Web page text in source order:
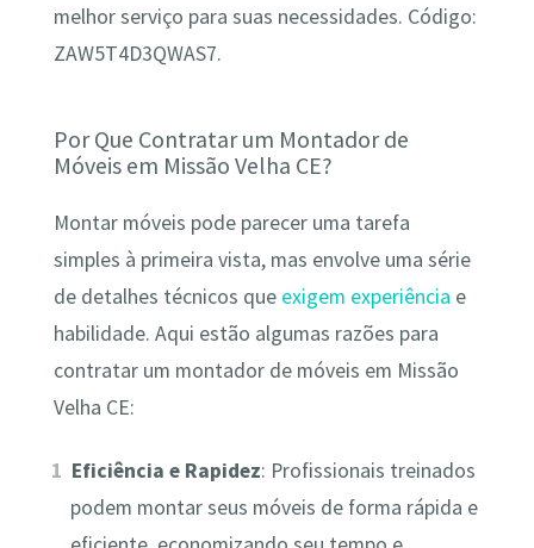
melhor serviço para suas necessidades. Código:
ZAW5T4D3QWAS7.
Por Que Contratar um Montador de
Móveis em Missão Velha CE?
Montar móveis pode parecer uma tarefa
simples à primeira vista, mas envolve uma série
de detalhes técnicos que exigem experiência e
habilidade. Aqui estão algumas razões para
contratar um montador de móveis em Missão
Velha CE:
Eficiência e Rapidez: Profissionais treinados
podem montar seus móveis de forma rápida e